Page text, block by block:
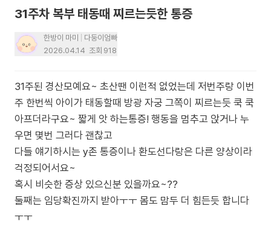
31주차 복부 태동때 찌르는듯한 통증
한방이 마미
다둥이엄빠
2026.04.14 조회 918
31주된 경산모예요~ 초산땐 이런적 없었는데 저번주랑 이번
주 한번씩 아이가 태동할때 방광 자궁 그쪽이 찌르는듯 쿡 쿡
아프더라구요~ 짧게 앗 하는통증! 행동을 멈추고 앉거나 누
우면 몇번 그러다 괜찮고
다들 얘기하시는 y존 통증이나 환도선다랑은 다른 양상이라
걱정되어서요~
혹시 비슷한 증상 있으신분 있을까요~??
둘째는 임당확진까지 받아ㅜㅜ 몸도 맘두 더 힘든듯 합니다
ㅜㅜ